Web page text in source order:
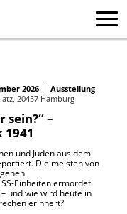
2026
Ausstellung
20457 Hamburg
–
und Juden aus dem
Die meisten von
Einheiten ermordet.
und wie wird heute in
erinnert?